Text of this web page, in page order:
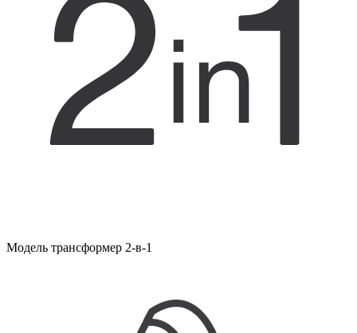
Модель трансформер 2-в-1